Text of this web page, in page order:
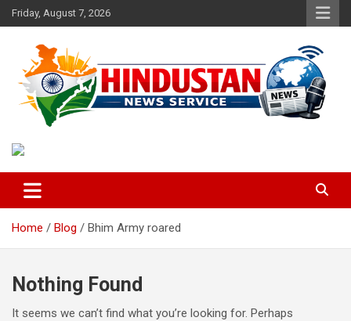
Skip
to
Friday, August 7, 2026
Hindustan News Service
Home Blog Bhim Army roared
Nothing Found
It seems we can’t find what you’re looking for. Perhaps